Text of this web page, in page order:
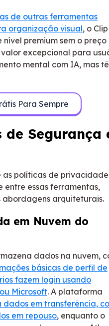
de outras ferramentas
organização visual, o
premium sem o preço
excepcional para
mental com IA, mas
Para Sempre
de Segurança
políticas de privacidade
essas ferramentas,
arquiteturais.
em Nuvem do
dados na nuvem,
básicas de perfil de
fazem login usando
Microsoft. A plataforma
em transferência,
em repouso, enquanto o